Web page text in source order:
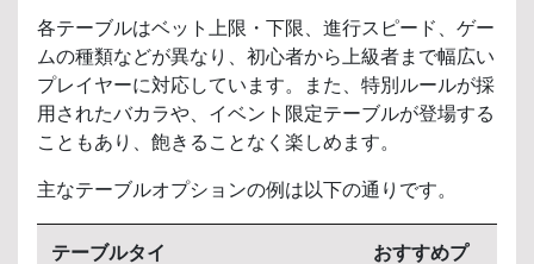
各テーブルはベット上限・下限、進行スピード、ゲー
ムの種類などが異なり、初心者から上級者まで幅広い
プレイヤーに対応しています。また、特別ルールが採
用されたバカラや、イベント限定テーブルが登場する
こともあり、飽きることなく楽しめます。
主なテーブルオプションの例は以下の通りです。
テーブルタイ
おすすめプ